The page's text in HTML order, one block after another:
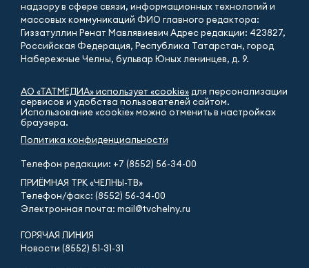
надзору в сфере связи, информационных технологий и
массовых коммуникаций ФИО главного редактора:
Гиззатуллин Ренат Мавлявиевич Адрес редакции: 423827,
Российская Федерация, Республика Татарстан, город
Набережные Челны, бульвар Юных ленинцев, д. 9.
АО «ТАТМЕДИА» использует «cookie»для персонализации
сервисов и удобства пользователей сайтом.
Использование «cookie» можно отменить в настройках
браузера.
Политика конфиденциальности
Телефон редакции: +7 (8552) 56-34-00
ПРИЁМНАЯ ТРК «ЧЕЛНЫ-ТВ»
Телефон/факс: (8552) 56-34-00
Электронная почта: mail@tvchelny.ru
ГОРЯЧАЯ ЛИНИЯ
Новости (8552) 51-31-31